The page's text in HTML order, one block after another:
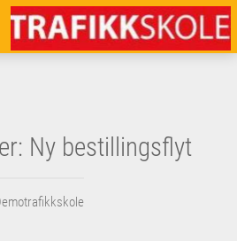
Ny bestillingsflyt